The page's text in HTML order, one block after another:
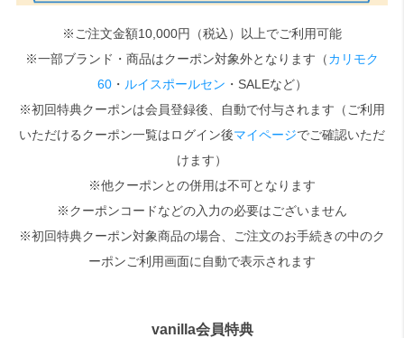
※ご注文金額10,000円（税込）以上でご利用可能
※一部ブランド・商品はクーポン対象外となります（カリモク
60・ ルイスポールセン ・SALEなど）
※初回特典クーポンは会員登録後、自動で付与されます（ご利用
いただけるクーポン一覧はログイン後マイページでご確認いただ
けます）
※他クーポンとの併用は不可となります
※クーポンコードなどの入力の必要はございません
※初回特典クーポン対象商品の場合、ご注文のお手続きの中のク
ーポンご利用画面に自動で表示されます
vanilla会員特典